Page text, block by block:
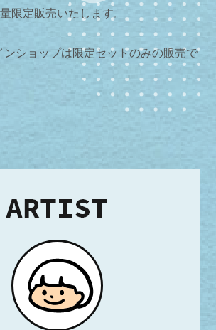
限定販売いたします。
ショップは限定セットのみの販売で